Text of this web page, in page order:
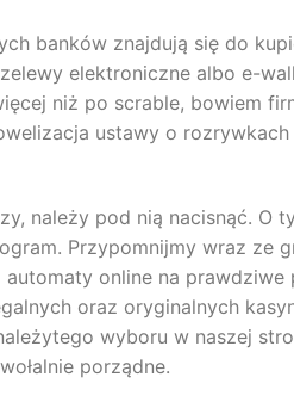
banków znajdują się do
elektroniczne albo e-
niż po scrable, bowiem
ustawy o
należy pod nią nacisnąć. O
Przypomnijmy wraz ze
online na
oraz oryginalnych
wyboru w naszej
porządne.